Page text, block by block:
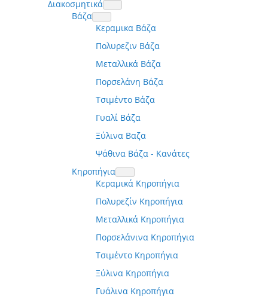
Διακοσμητικά
Βάζα
Κεραμικα Βάζα
Πολυρεζιν Βάζα
Μεταλλικά Βάζα
Πορσελάνη Βάζα
Τσιμέντο Βάζα
Γυαλί Βάζα
Ξύλινα Βαζα
Ψάθινα Βάζα - Κανάτες
Κηροπήγια
Κεραμικά Κηροπήγια
Πολυρεζίν Κηροπήγια
Μεταλλικά Κηροπήγια
Πορσελάνινα Κηροπήγια
Τσιμέντο Κηροπήγια
Ξύλινα Κηροπήγια
Γυάλινα Κηροπήγια